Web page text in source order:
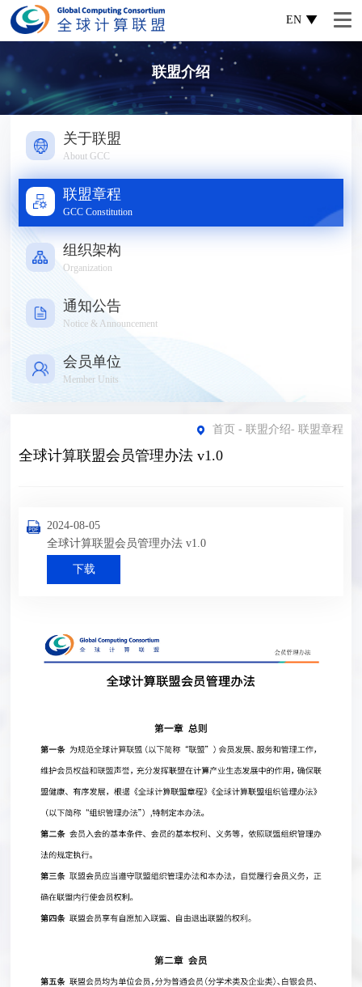
EN
联盟介绍
关于联盟
About GCC
联盟章程
GCC Constitution
组织架构
Organization
通知公告
Notice & Announcement
会员单位
Member Units
首页 - 联盟介绍- 联盟章程
全球计算联盟会员管理办法 v1.0
2024-08-05
全球计算联盟会员管理办法 v1.0
下载